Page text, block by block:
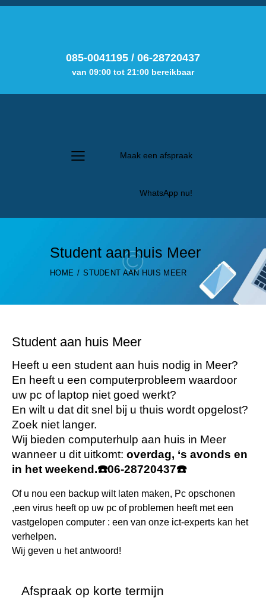
085-0041195 / 06-28720437
van 09:00 tot 21:00 bereikbaar
Maak een afspraak
WhatsApp nu!
Student aan huis Meer
HOME STUDENT AAN HUIS MEER
Student aan huis Meer
Heeft u een student aan huis nodig in Meer?
En heeft u een computerprobleem waardoor
uw pc of laptop niet goed werkt?
En wilt u dat dit snel bij u thuis wordt opgelost?
Zoek niet langer.
Wij bieden computerhulp aan huis in Meer
wanneer u dit uitkomt: overdag, ‘s avonds en
in het weekend.☎️06-28720437☎️
Of u nou een backup wilt laten maken, Pc opschonen
,een virus heeft op uw pc of problemen heeft met een
vastgelopen computer : een van onze ict-experts kan het
verhelpen.
Wij geven u het antwoord!
Afspraak op korte termijn